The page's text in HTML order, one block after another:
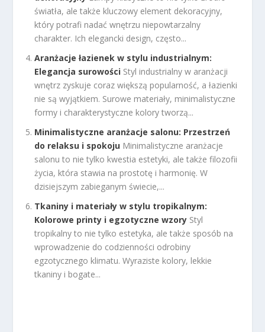
światła, ale także kluczowy element dekoracyjny,
który potrafi nadać wnętrzu niepowtarzalny
charakter. Ich elegancki design, często...
Aranżacje łazienek w stylu industrialnym:
Elegancja surowości Styl industrialny w aranżacji
wnętrz zyskuje coraz większą popularność, a łazienki
nie są wyjątkiem. Surowe materiały, minimalistyczne
formy i charakterystyczne kolory tworzą...
Minimalistyczne aranżacje salonu: Przestrzeń
do relaksu i spokoju Minimalistyczne aranżacje
salonu to nie tylko kwestia estetyki, ale także filozofii
życia, która stawia na prostotę i harmonię. W
dzisiejszym zabieganym świecie,...
Tkaniny i materiały w stylu tropikalnym:
Kolorowe printy i egzotyczne wzory Styl
tropikalny to nie tylko estetyka, ale także sposób na
wprowadzenie do codzienności odrobiny
egzotycznego klimatu. Wyraziste kolory, lekkie
tkaniny i bogate...